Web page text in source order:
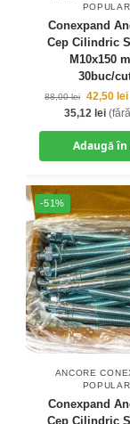
Conexpand
Cep Cilindric
M10x150
30buc/
88,00lei 42,50 lei
35,12 lei
Adaugă în
-51%
ANCORE
Conexpand
Cep Cilindric